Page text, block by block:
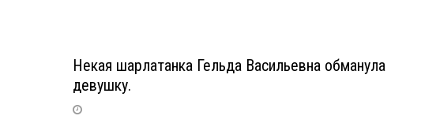
Некая шарлатанка Гельда Васильевна обманула
девушку.